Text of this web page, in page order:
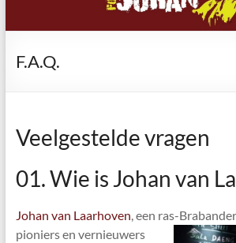
F.A.Q.
Veelgestelde vragen
01. Wie is Johan van
Johan van Laarhoven, een ras-
pioniers en vernieuwers